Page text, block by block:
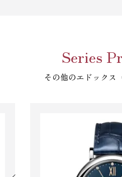
Series
その他のエドックス